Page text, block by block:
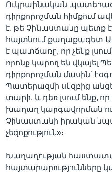
Ուկրաինական
դիրքորոշման հիմքում
է, թե Չինաստանը պետք է
հայտնում քաղաքագետ
է պատճառը, որ չենք
որոնք կարող են վկայել
դիրքորոշման մասին՝
Պատերազմի սկզբից
տարի, և դեռ լսում ենք,
խաղաղ կարգավորման
Չինաստանի իրական
չեզոքություն»։
Խաղաղության
հայտարարությունները